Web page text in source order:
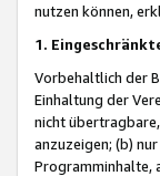
nutzen können,
1.
Vorbehaltlich der
Einhaltung der
nicht
anzuzeigen; (b)
Programminhalte,